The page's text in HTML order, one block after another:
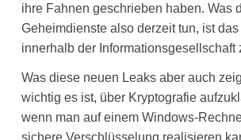
ihre Fahnen geschrieben haben. Was
Geheimdienste also derzeit tun, ist das
innerhalb der Informationsgesellschaft
Was diese neuen Leaks aber auch
wichtig es ist, über Kryptografie
wenn man auf einem Windows-